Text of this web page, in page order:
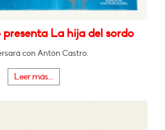
La hija del sordo
con Antón Castro.
Leer más...